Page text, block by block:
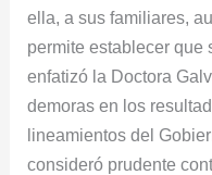
ella, a sus familiares,
permite establecer que
enfatizó la Doctora
demoras en los
lineamientos del
consideró prudente